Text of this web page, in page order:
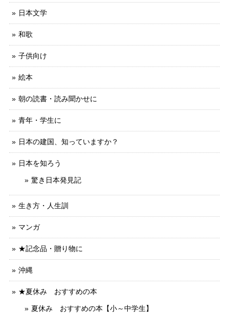
日本文学
和歌
子供向け
絵本
朝の読書・読み聞かせに
青年・学生に
日本の建国、知っていますか？
日本を知ろう
驚き日本発見記
生き方・人生訓
マンガ
★記念品・贈り物に
沖縄
★夏休み おすすめの本
夏休み おすすめの本【小～中学生】